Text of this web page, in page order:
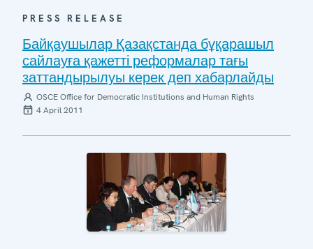
PRESS RELEASE
Байқаушылар Қазақстанда бұқарашыл
сайлауға қажетті реформалар тағы
заттандырылуы керек деп хабарлайды
OSCE Office for Democratic Institutions and Human Rights
4 April 2011